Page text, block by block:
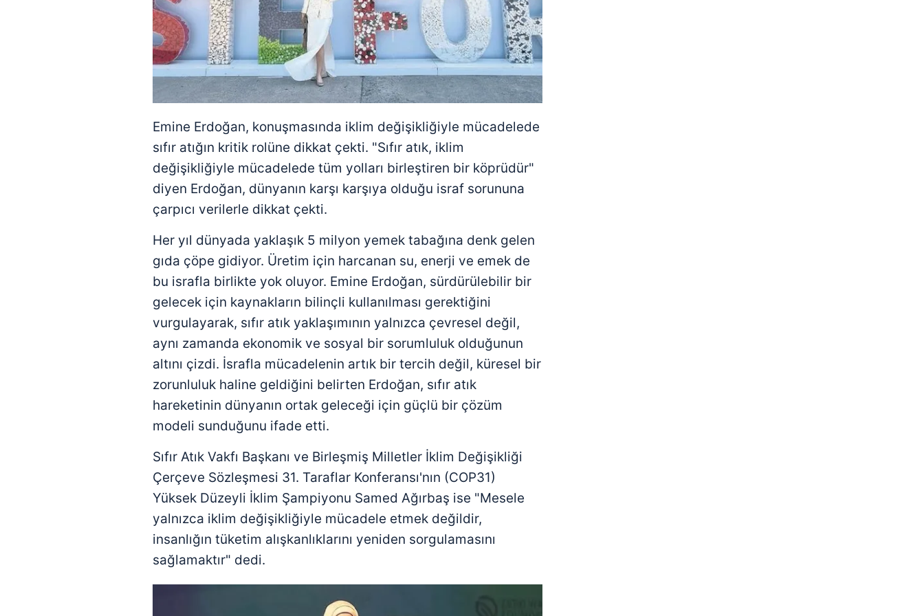
mevzuata uygun olarak kullanılan çerezlerle ilgili bilgi almak için lütfen
tıklayınız
Emine Erdoğan, konuşmasında iklim değişikliğiyle mücadelede
sıfır atığın kritik rolüne dikkat çekti. "Sıfır atık, iklim
değişikliğiyle mücadelede tüm yolları birleştiren bir köprüdür"
diyen Erdoğan, dünyanın karşı karşıya olduğu israf sorununa
çarpıcı verilerle dikkat çekti.
Her yıl dünyada yaklaşık 5 milyon yemek tabağına denk gelen
gıda çöpe gidiyor. Üretim için harcanan su, enerji ve emek de
bu israfla birlikte yok oluyor. Emine Erdoğan, sürdürülebilir bir
gelecek için kaynakların bilinçli kullanılması gerektiğini
vurgulayarak, sıfır atık yaklaşımının yalnızca çevresel değil,
aynı zamanda ekonomik ve sosyal bir sorumluluk olduğunun
altını çizdi. İsrafla mücadelenin artık bir tercih değil, küresel bir
zorunluluk haline geldiğini belirten Erdoğan, sıfır atık
hareketinin dünyanın ortak geleceği için güçlü bir çözüm
modeli sunduğunu ifade etti.
Sıfır Atık Vakfı Başkanı ve Birleşmiş Milletler İklim Değişikliği
Çerçeve Sözleşmesi 31. Taraflar Konferansı'nın (COP31)
Yüksek Düzeyli İklim Şampiyonu Samed Ağırbaş ise "Mesele
yalnızca iklim değişikliğiyle mücadele etmek değildir,
insanlığın tüketim alışkanlıklarını yeniden sorgulamasını
sağlamaktır" dedi.